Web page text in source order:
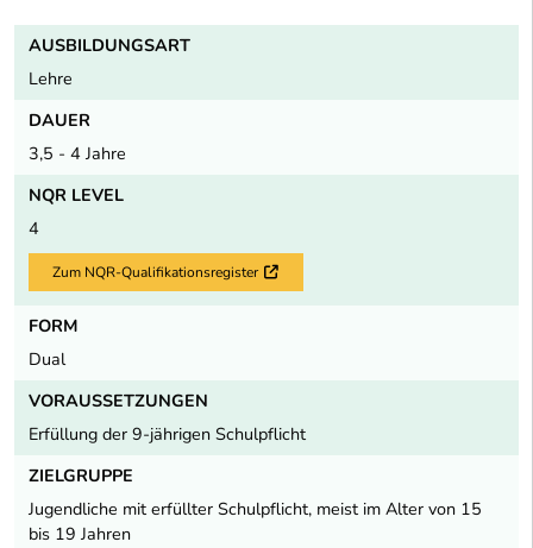
AUSBILDUNGSART
Lehre
DAUER
3,5 - 4 Jahre
NQR LEVEL
4
Zum NQR-Qualifikationsregister Externer Link
FORM
Dual
VORAUSSETZUNGEN
Erfüllung der 9-jährigen Schulpflicht
ZIELGRUPPE
Jugendliche mit erfüllter Schulpflicht, meist im Alter von 15
bis 19 Jahren